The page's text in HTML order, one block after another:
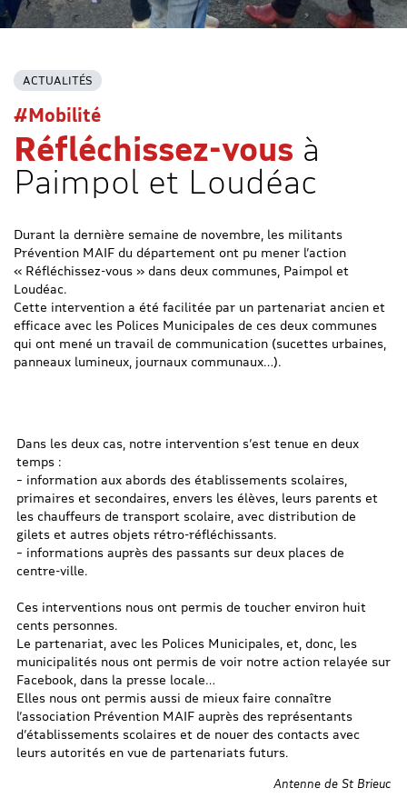
ACTUALITÉS
#Mobilité
Réfléchissez-vous à
Paimpol et Loudéac
Durant la dernière semaine de novembre, les militants
Prévention MAIF du département ont pu mener l’action
« Réfléchissez-vous » dans deux communes, Paimpol et
Loudéac.
Cette intervention a été facilitée par un partenariat ancien et
efficace avec les Polices Municipales de ces deux communes
qui ont mené un travail de communication (sucettes urbaines,
panneaux lumineux, journaux communaux…).
Dans les deux cas, notre intervention s’est tenue en deux
temps :
– information aux abords des établissements scolaires,
primaires et secondaires, envers les élèves, leurs parents et
les chauffeurs de transport scolaire, avec distribution de
gilets et autres objets rétro-réfléchissants.
– informations auprès des passants sur deux places de
centre-ville.
Ces interventions nous ont permis de toucher environ huit
cents personnes.
Le partenariat, avec les Polices Municipales, et, donc, les
municipalités nous ont permis de voir notre action relayée sur
Facebook, dans la presse locale…
Elles nous ont permis aussi de mieux faire connaître
l’association Prévention MAIF auprès des représentants
d’établissements scolaires et de nouer des contacts avec
leurs autorités en vue de partenariats futurs.
Antenne de St Brieuc